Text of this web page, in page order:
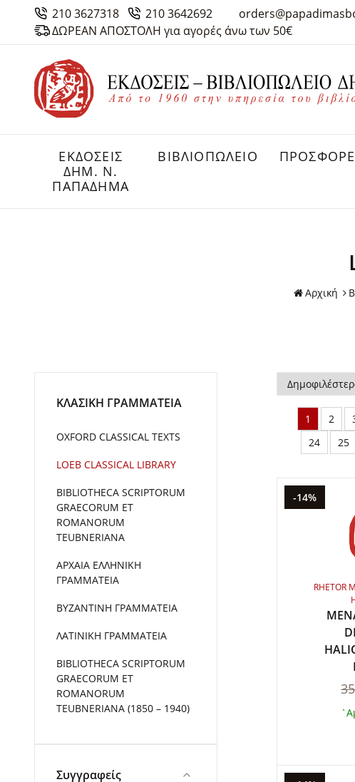
210 3627318 210 3642692
ΔΩΡΕΑΝ ΑΠΟΣΤΟΛΗ για αγορές άνω των 50€
ΕΚΔΟΣΕΙΣ
ΔHM. Ν.
ΠΑΠΑΔΗΜΑ
ΒΙΒΛΙΟΠΩΛΕΙΟ
Αρχική
ΚΛΑΣΙΚΗ ΓΡΑΜΜΑΤΕΙΑ
OXFORD CLASSICAL TEXTS
LOEB CLASSICAL LIBRARY
BIBLIOTHECA SCRIPTORUM
GRAECORUM ET
ROMANORUM
TEUBNERIANA
ΑΡΧΑΙΑ ΕΛΛΗΝΙΚΗ
ΓΡΑΜΜΑΤΕΙΑ
ΒΥΖΑΝΤΙΝΗ ΓΡΑΜΜΑΤΕΙΑ
ΛΑΤΙΝΙΚΗ ΓΡΑΜΜΑΤΕΙΑ
BIBLIOTHECA SCRIPTORUM
GRAECORUM ET
ROMANORUM
TEUBNERIANA (1850 – 1940)
Συγγραφείς
1 2
24
25
-14%
RHETOR